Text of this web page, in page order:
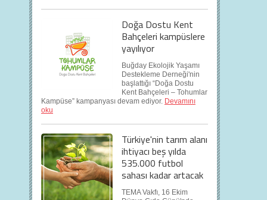
Doğa Dostu Kent
Bahçeleri kampüslere
yayılıyor
Buğday Ekolojik Yaşamı
Destekleme Derneği'nin
başlattığı “Doğa Dostu
Kent Bahçeleri – Tohumlar
Kampüse” kampanyası devam ediyor. Devamını
oku
Türkiye'nin tarım alanı
ihtiyacı beş yılda
535.000 futbol
sahası kadar artacak
TEMA Vakfı, 16 Ekim